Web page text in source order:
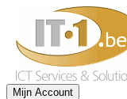
Mijn Account